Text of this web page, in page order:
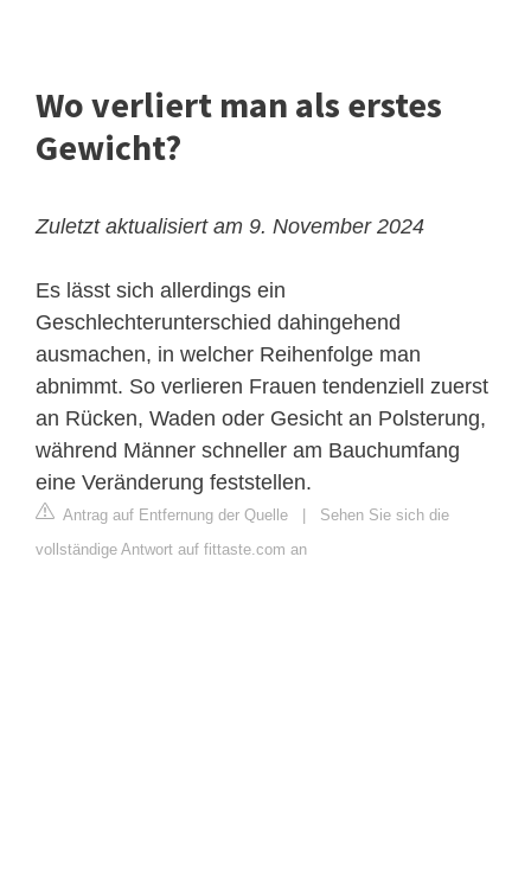
Wo verliert man als erstes
Gewicht?
Zuletzt aktualisiert am 9. November 2024
Es lässt sich allerdings ein
Geschlechterunterschied dahingehend
ausmachen, in welcher Reihenfolge man
abnimmt. So verlieren Frauen tendenziell zuerst
an Rücken, Waden oder Gesicht an Polsterung,
während Männer schneller am Bauchumfang
eine Veränderung feststellen.
Antrag auf Entfernung der Quelle
Sehen Sie sich die
vollständige Antwort auf fittaste.com an